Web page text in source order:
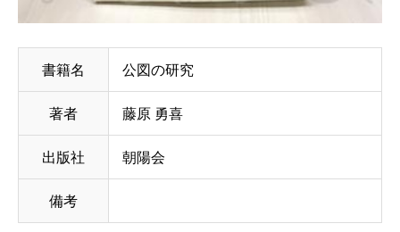
書籍名 公図の研究
著者 藤原 勇喜
出版社 朝陽会
備考